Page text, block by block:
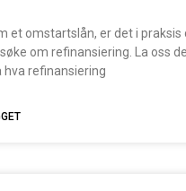
et omstartslån, er det i praksis
om refinansiering. La oss
refinansiering